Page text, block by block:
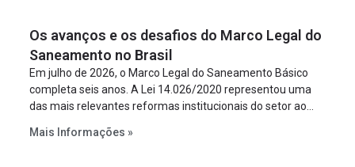
projeto a projeto.
Os avanços e os desafios do Marco Legal do
Saneamento no Brasil
Em julho de 2026, o Marco Legal do Saneamento Básico
completa seis anos. A Lei 14.026/2020 representou uma
das mais relevantes reformas institucionais do setor ao
serviços, ampliar a participação da iniciativa privada,
Mais Informações »